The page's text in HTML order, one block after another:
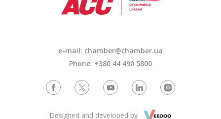
e-mail: chamber@chamber.ua
Phone: +380 44 490 5800
Designed and developed by